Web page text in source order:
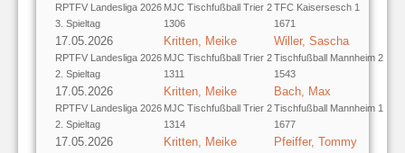
RPTFV Landesliga 2026
3. Spieltag
MJC Tischfußball Trier 2
1306
TFC Kaisersesch 1
1671
17.05.2026
RPTFV Landesliga 2026
2. Spieltag
Kritten, Meike
MJC Tischfußball Trier 2
1311
Willer, Sascha
Tischfußball Mannheim 2
1543
17.05.2026
RPTFV Landesliga 2026
2. Spieltag
Kritten, Meike
MJC Tischfußball Trier 2
1314
Bach, Max
Tischfußball Mannheim 1
1677
17.05.2026 Kritten, Meike Pfeiffer, Tommy